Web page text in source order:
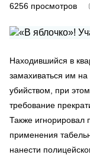
6256 просмотров
Находившийся в
замахиваться им на
убийством, при
требование
Также игнорировал
применения
нанести